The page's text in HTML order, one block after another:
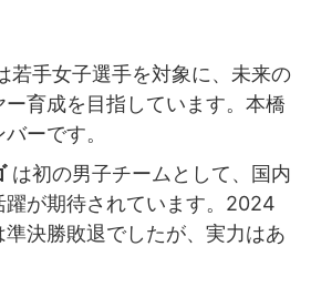
若手女子選手を対象に、未来の
ー育成を目指しています。本橋
ーです。
は初の男子チームとして、国内
躍が期待されています。2024
決勝敗退でしたが、実力はあ